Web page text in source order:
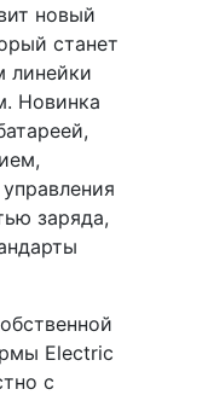
новый
станет
линейки
Новинка
заряда,
Electric
с